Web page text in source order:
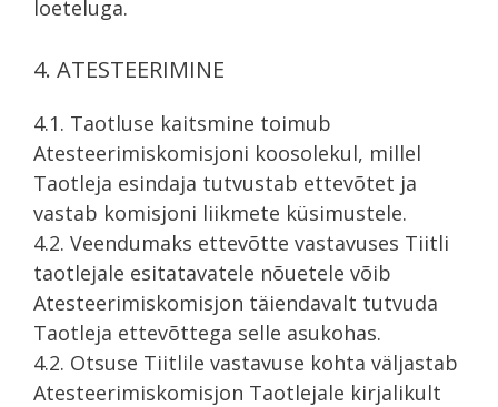
loeteluga.
4. ATESTEERIMINE
4.1. Taotluse kaitsmine toimub
Atesteerimiskomisjoni koosolekul, millel
Taotleja esindaja tutvustab ettevõtet ja
vastab komisjoni liikmete küsimustele.
4.2. Veendumaks ettevõtte vastavuses Tiitli
taotlejale esitatavatele nõuetele võib
Atesteerimiskomisjon täiendavalt tutvuda
Taotleja ettevõttega selle asukohas.
4.2. Otsuse Tiitlile vastavuse kohta väljastab
Atesteerimiskomisjon Taotlejale kirjalikult